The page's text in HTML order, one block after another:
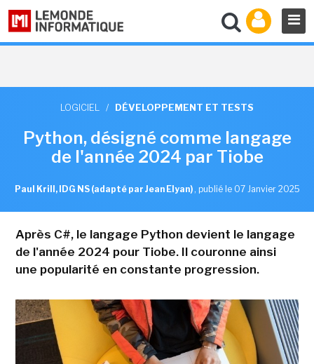
LOGICIEL / DÉVELOPPEMENT ET TESTS
Python, désigné comme langage
de l'année 2024 par Tiobe
Paul Krill, IDG NS (adapté par Jean Elyan) , publié le 07 Janvier 2025
Après C#, le langage Python devient le langage
de l'année 2024 pour Tiobe. Il couronne ainsi
une popularité en constante progression.